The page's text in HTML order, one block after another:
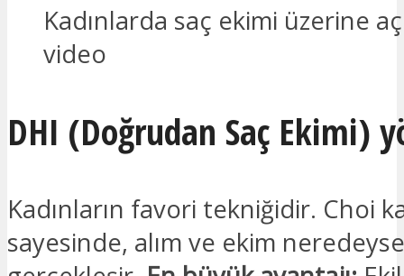
Kadınlarda saç ekimi üzerine
video
DHI (Doğrudan Saç Ekimi)
Kadınların favori tekniğidir. Choi
sayesinde, alım ve ekim